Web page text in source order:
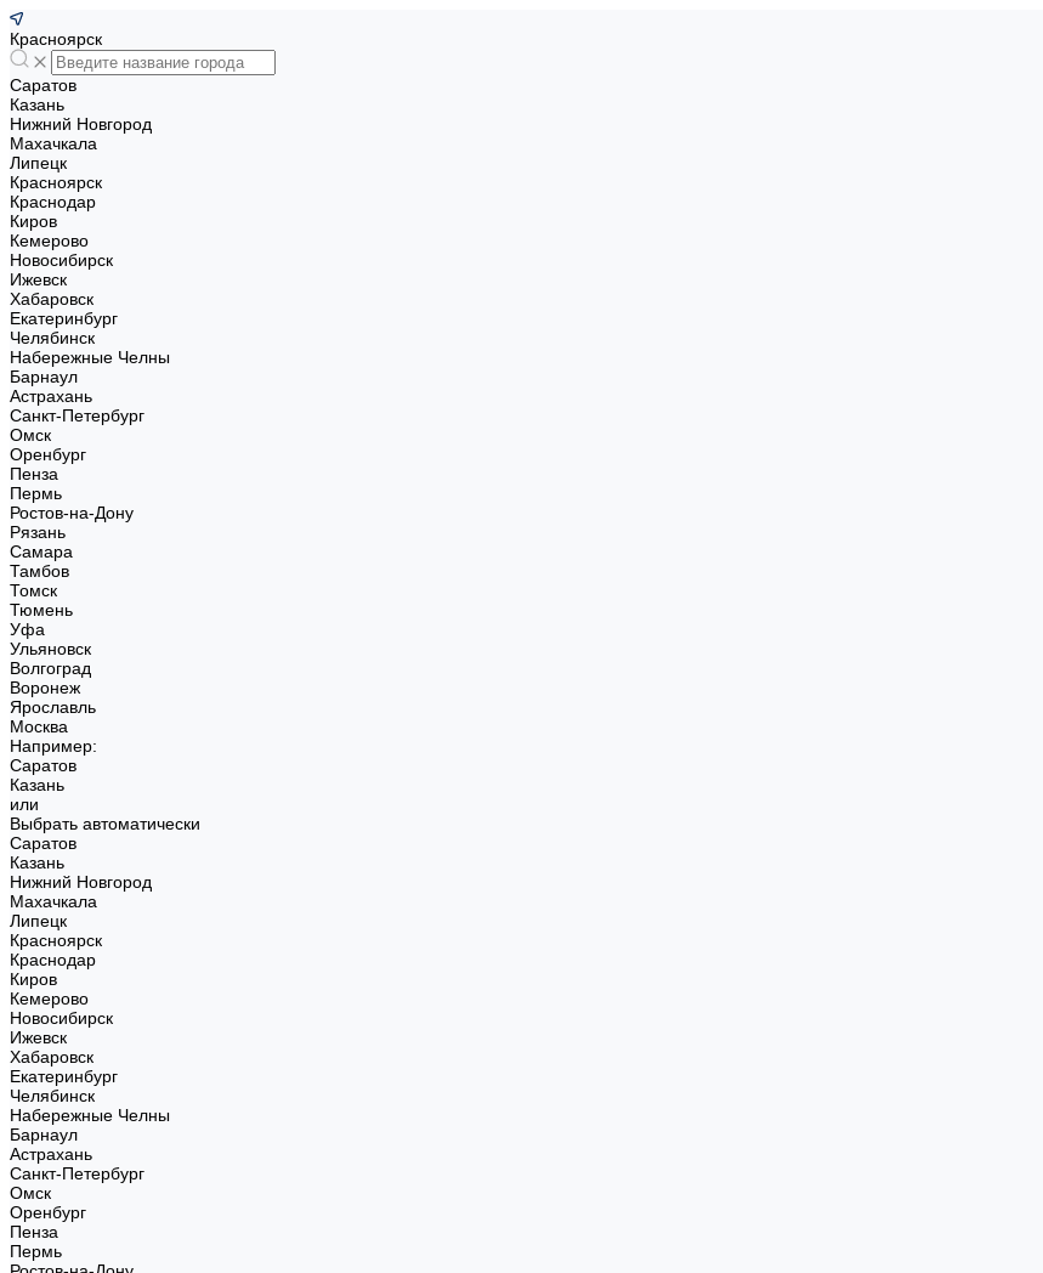
Красноярск
Саратов
Казань
Нижний Новгород
Махачкала
Липецк
Красноярск
Краснодар
Киров
Кемерово
Новосибирск
Ижевск
Хабаровск
Екатеринбург
Челябинск
Набережные Челны
Барнаул
Астрахань
Санкт-Петербург
Омск
Оренбург
Пенза
Пермь
Ростов-на-Дону
Рязань
Самара
Тамбов
Томск
Тюмень
Уфа
Ульяновск
Волгоград
Воронеж
Ярославль
Москва
Например:
Саратов
Казань
или
Выбрать автоматически
Саратов
Казань
Нижний Новгород
Махачкала
Липецк
Красноярск
Краснодар
Киров
Кемерово
Новосибирск
Ижевск
Хабаровск
Екатеринбург
Челябинск
Набережные Челны
Барнаул
Астрахань
Санкт-Петербург
Омск
Оренбург
Пенза
Пермь